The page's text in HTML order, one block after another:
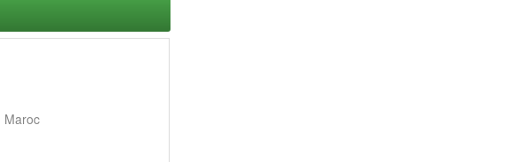
Maroc